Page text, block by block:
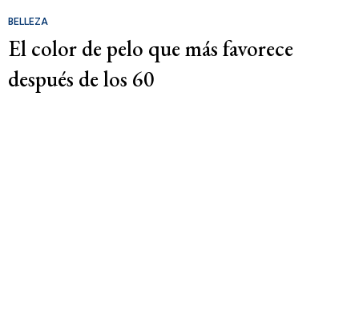
BELLEZA
El color de pelo que más favorece
después de los 60